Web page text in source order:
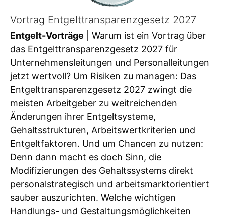
Vortrag Entgelttransparenzgesetz 2027
Entgelt-Vorträge | Warum ist ein Vortrag über
das Entgelttransparenzgesetz 2027 für
Unternehmensleitungen und Personalleitungen
jetzt wertvoll? Um Risiken zu managen: Das
Entgelttransparenzgesetz 2027 zwingt die
meisten Arbeitgeber zu weitreichenden
Änderungen ihrer Entgeltsysteme,
Gehaltsstrukturen, Arbeitswertkriterien und
Entgeltfaktoren. Und um Chancen zu nutzen:
Denn dann macht es doch Sinn, die
Modifizierungen des Gehaltssystems direkt
personalstrategisch und arbeitsmarktorientiert
sauber auszurichten. Welche wichtigen
Handlungs- und Gestaltungsmöglichkeiten